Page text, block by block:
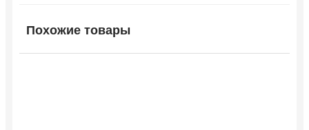
Похожие товары